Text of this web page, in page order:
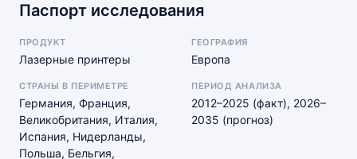
Паспорт исследования
ПРОДУКТ
Лазерные принтеры
ГЕОГРАФИЯ
Европа
СТРАНЫ В ПЕРИМЕТРЕ
Германия, Франция,
Великобритания, Италия,
Испания, Нидерланды,
Польша, Бельгия,
ПЕРИОД АНАЛИЗА
2012–2025 (факт), 2026–
2035 (прогноз)